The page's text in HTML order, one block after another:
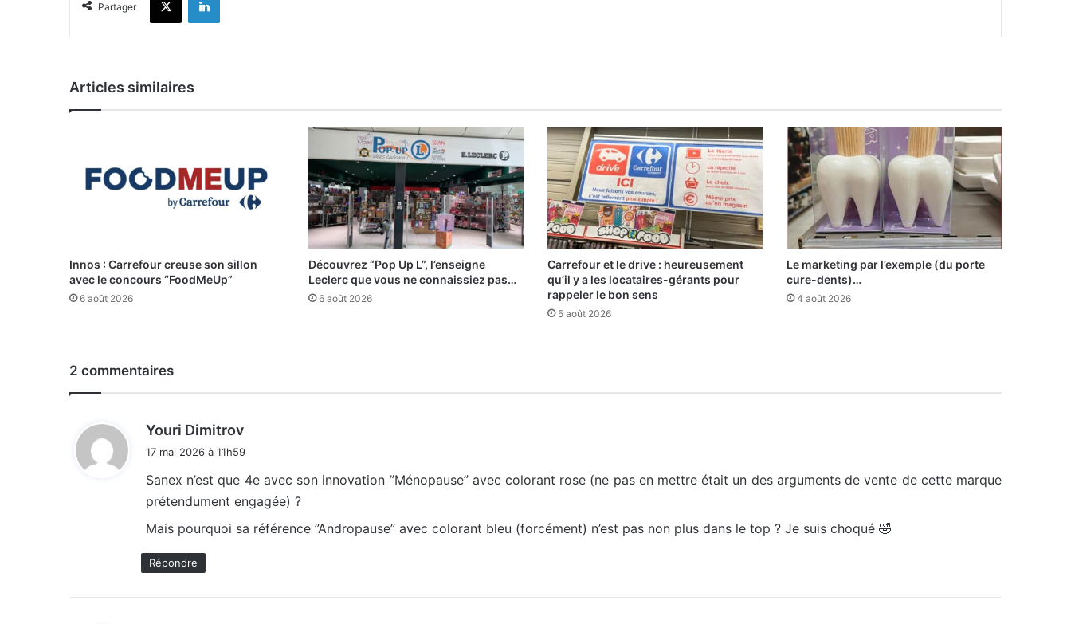
Partager
Articles similaires
Innos : Carrefour creuse son sillon
avec le concours “FoodMeUp”
6 août 2026
Découvrez “Pop Up L”, l’enseigne
Leclerc que vous ne connaissiez pas…
6 août 2026
Carrefour et le drive : heureusement
qu’il y a les locataires-gérants pour
rappeler le bon sens
5 août 2026
Le marketing par l’exemple (du porte
cure-dents)…
4 août 2026
2 commentaires
Youri Dimitrov
:
17 mai 2026 à 11h59
Sanex n’est que 4e avec son innovation ”Ménopause” avec colorant rose (ne pas en mettre était un des arguments de vente de cette marque
prétendument engagée) ?
Mais pourquoi sa référence ”Andropause” avec colorant bleu (forcément) n’est pas non plus dans le top ? Je suis choqué 🤣
Répondre